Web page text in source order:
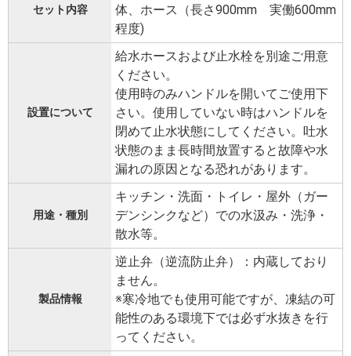
セット内容
体、ホース（長さ900mm 実働600mm
程度)
設置について
給水ホースおよび止水栓を別途ご用意
ください。
使用時のみハンドルを開いてご使用下
さい。使用していない時はハンドルを
閉めて止水状態にしてください。吐水
状態のまま長時間放置すると故障や水
漏れの原因となる恐れがあります。
用途・種別
キッチン・洗面・トイレ・屋外（ガー
デンシンクなど）での水汲み・洗浄・
散水等。
製品情報
逆止弁（逆流防止弁）：内蔵しており
ません。
※寒冷地でも使用可能ですが、凍結の可
能性のある環境下では必ず水抜きを行
ってください。